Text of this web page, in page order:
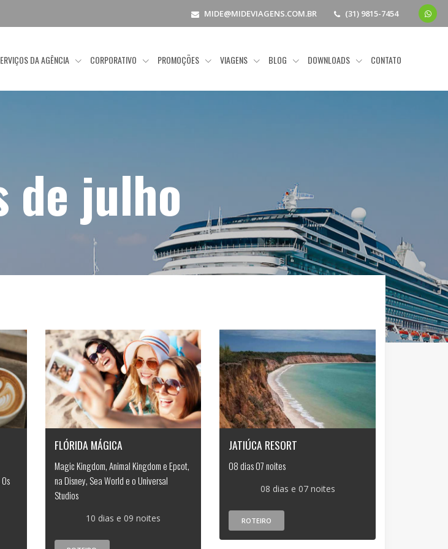
MIDE@MIDEVIAGENS.COM.BR (31) 9815-7454
DA AGÊNCIA CORPORATIVO PROMOÇÕES VIAGENS BLOG DOWNLOADS CONTATO
de julho
FLÓRIDA MÁGICA
Magic Kingdom, Animal Kingdom e Epcot,
na Disney, Sea World e o Universal
Studios
10 dias e 09 noites
JATIÚCA RESORT
08 dias 07 noites
08 dias e 07 noites
ROTEIRO